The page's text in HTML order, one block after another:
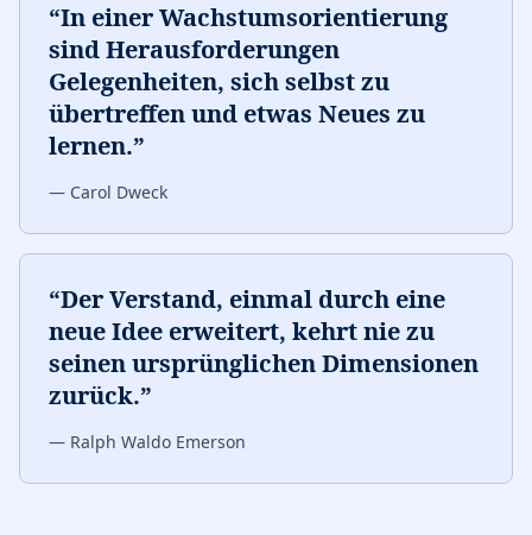
“In einer Wachstumsorientierung
sind Herausforderungen
Gelegenheiten, sich selbst zu
übertreffen und etwas Neues zu
lernen.”
— Carol Dweck
“Der Verstand, einmal durch eine
neue Idee erweitert, kehrt nie zu
seinen ursprünglichen Dimensionen
zurück.”
— Ralph Waldo Emerson